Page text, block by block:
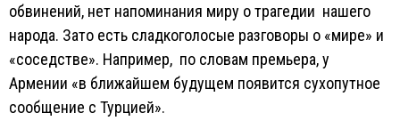
обвинений, нет напоминания миру о трагедии нашего
народа. Зато есть сладкоголосые разговоры о «мире» и
«соседстве». Например, по словам премьера, у
Армении «в ближайшем будущем появится сухопутное
сообщение с Турцией».